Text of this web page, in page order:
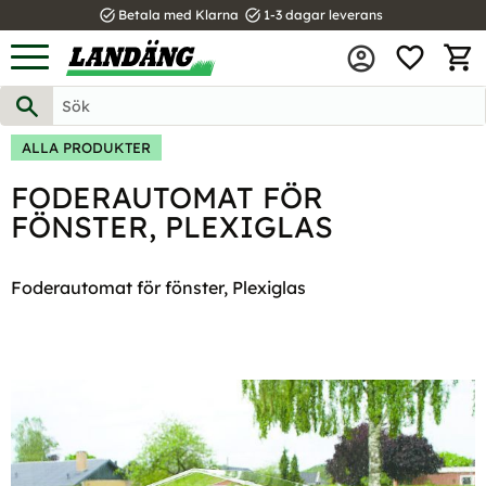
Meny
task_alt Betala med Klarna task_alt 1-3 dagar leverans
ALLA PRODUKTER
FODERAUTOMAT FÖR
FÖNSTER, PLEXIGLAS
Foderautomat för fönster, Plexiglas